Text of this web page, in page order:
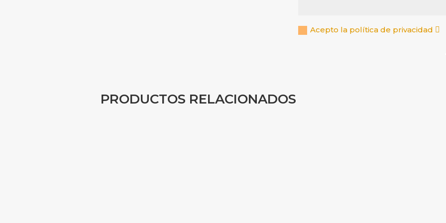
Acepto la política de privacidad
PRODUCTOS RELACIONADOS